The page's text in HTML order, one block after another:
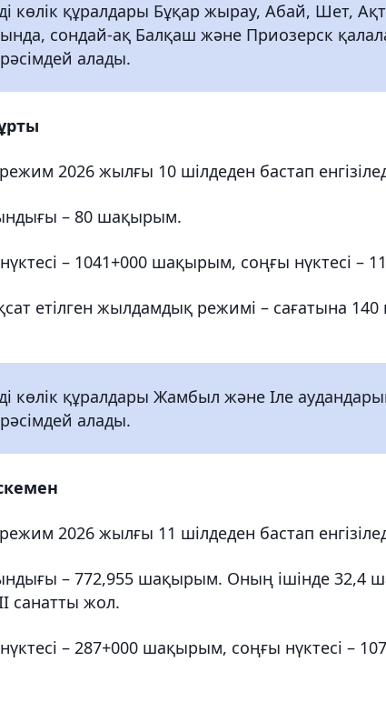
көлік құралдары Бұқар жырау, Абай, Шет,
сондай-ақ Балқаш және Приозерск
алады.
2026 жылғы 10 шілдеден бастап
– 80 шақырым.
– 1041+000 шақырым, соңғы нүктесі –
етілген жылдамдық режимі – сағатына
көлік құралдары Жамбыл және Іле
алады.
2026 жылғы 11 шілдеден бастап
– 772,955 шақырым. Оның ішінде 32,4
санатты жол.
– 287+000 шақырым, соңғы нүктесі –